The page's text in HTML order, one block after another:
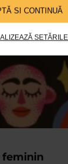
SI CONTINUĂ
SETĂRILE
feminin